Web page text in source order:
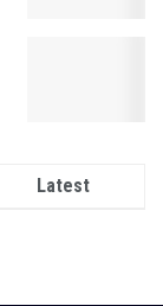
Latest